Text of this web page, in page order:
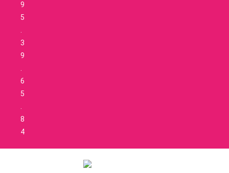
9
5
3
9
6
5
8
4